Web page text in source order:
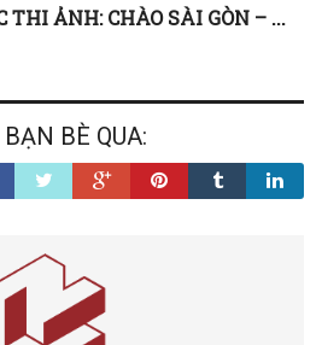
THI ẢNH: CHÀO SÀI GÒN – ...
BÈ QUA: